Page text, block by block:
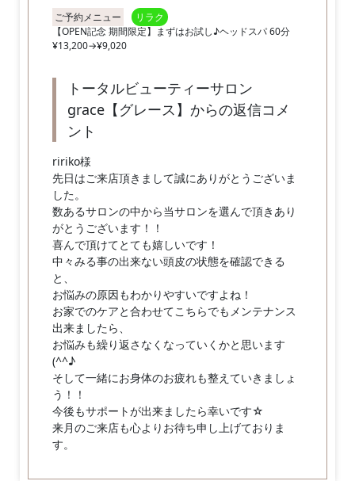
ご予約メニュー
リラク
【OPEN記念 期間限定】まずはお試し♪ヘッドスパ 60分
¥13,200→¥9,020
トータルビューティーサロン
grace【グレース】からの返信コメ
ント
ririko様
先日はご来店頂きまして誠にありがとうございま
した。
数あるサロンの中から当サロンを選んで頂きあり
がとうございます！！
喜んで頂けてとても嬉しいです！
中々みる事の出来ない頭皮の状態を確認できる
と、
お悩みの原因もわかりやすいですよね！
お家でのケアと合わせてこちらでもメンテナンス
出来ましたら、
お悩みも繰り返さなくなっていくかと思います
(^^♪
そして一緒にお身体のお疲れも整えていきましょ
う！！
今後もサポートが出来ましたら幸いです☆
来月のご来店も心よりお待ち申し上げておりま
す。